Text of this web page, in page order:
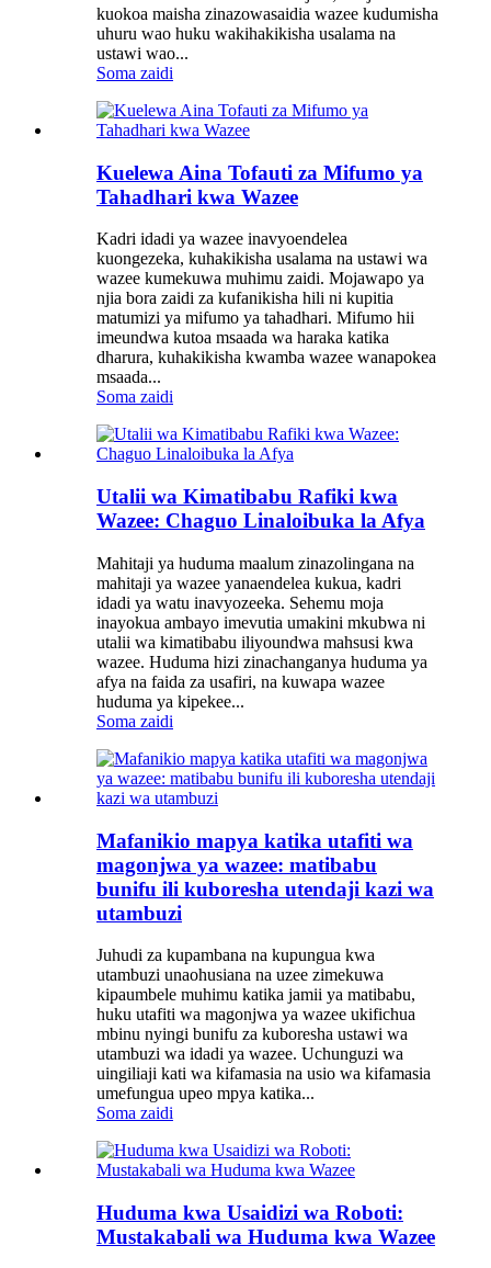
kuokoa maisha zinazowasaidia wazee kudumisha
uhuru wao huku wakihakikisha usalama na
ustawi wao...
Soma zaidi
Kuelewa Aina Tofauti za Mifumo ya
Tahadhari kwa Wazee
Kadri idadi ya wazee inavyoendelea
kuongezeka, kuhakikisha usalama na ustawi wa
wazee kumekuwa muhimu zaidi. Mojawapo ya
njia bora zaidi za kufanikisha hili ni kupitia
matumizi ya mifumo ya tahadhari. Mifumo hii
imeundwa kutoa msaada wa haraka katika
dharura, kuhakikisha kwamba wazee wanapokea
msaada...
Soma zaidi
Utalii wa Kimatibabu Rafiki kwa
Wazee: Chaguo Linaloibuka la Afya
Mahitaji ya huduma maalum zinazolingana na
mahitaji ya wazee yanaendelea kukua, kadri
idadi ya watu inavyozeeka. Sehemu moja
inayokua ambayo imevutia umakini mkubwa ni
utalii wa kimatibabu iliyoundwa mahsusi kwa
wazee. Huduma hizi zinachanganya huduma ya
afya na faida za usafiri, na kuwapa wazee
huduma ya kipekee...
Soma zaidi
Mafanikio mapya katika utafiti wa
magonjwa ya wazee: matibabu
bunifu ili kuboresha utendaji kazi wa
utambuzi
Juhudi za kupambana na kupungua kwa
utambuzi unaohusiana na uzee zimekuwa
kipaumbele muhimu katika jamii ya matibabu,
huku utafiti wa magonjwa ya wazee ukifichua
mbinu nyingi bunifu za kuboresha ustawi wa
utambuzi wa idadi ya wazee. Uchunguzi wa
uingiliaji kati wa kifamasia na usio wa kifamasia
umefungua upeo mpya katika...
Soma zaidi
Huduma kwa Usaidizi wa Roboti:
Mustakabali wa Huduma kwa Wazee